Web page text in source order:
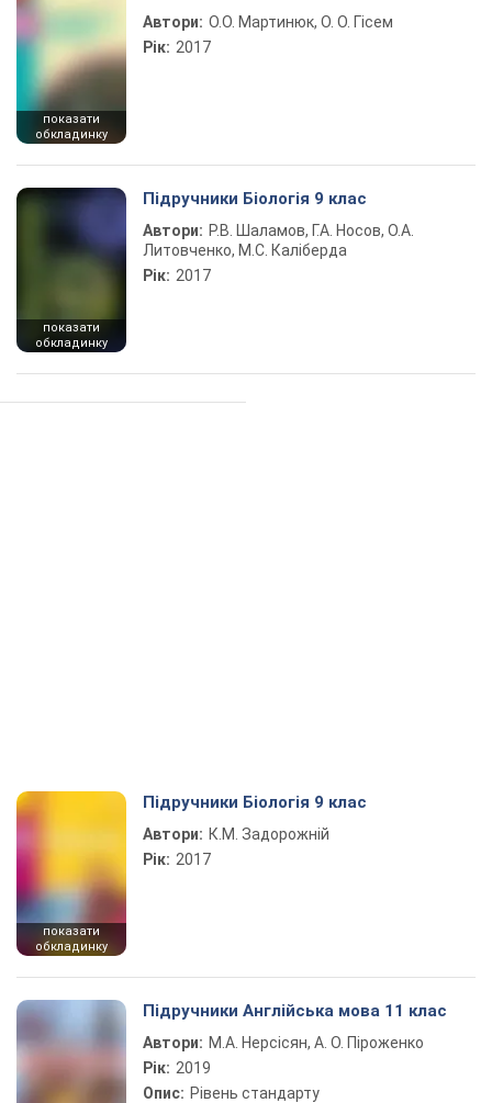
показати
обкладинку
Автори: О.О. Мартинюк, О. О. Гісем
Рік: 2017
показати
обкладинку
Підручники Біологія 9 клас
Автори: Р.В. Шаламов, Г.А. Носов, О.А.
Литовченко, М.С. Каліберда
Рік: 2017
показати
обкладинку
Підручники Біологія 9 клас
Автори: К.М. Задорожній
Рік: 2017
Підручники Англійська мова 11 клас
Автори: М.А. Нерсісян, А. О. Піроженко
Рік: 2019
Опис: Рівень стандарту